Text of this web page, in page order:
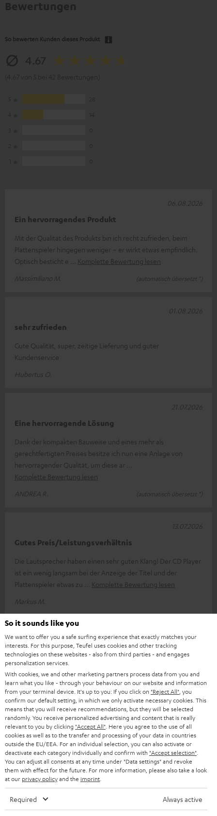
So bewerten Kunden dieses Produkt
Ein hervorragendes Produkt
Mit der Qualität des Produkts bin ich recht zufrieden, beim
Plattenspieler hingegen weniger – er wirkt etwas empfindlich.
Optisch besticht e
Komplette Bewertung lesen
Massimiliano M.
(automatisch übersetzt *)
06.08.2026
sehr zufrieden
Gute Qualität, super, zeitige Lieferung und guter
Kundenservice
Hubertus O.
01.08.2026
Eine hervorragende Lösung
Dank der kompakten Bauweise und eines mehr als
gerechtfertigten Preises besitze ich nun eine Anlage von
hervorragender Qualität, um diese ar
Komplette Bewertung lesen
ANDREA R.
(automatisch übersetzt *)
21.07.2026
Gutes Preis/Leistungsverhältnis
Die Lautsprecher haben einen sehr guten Klang! Der CD Player
ist ein wenig langsam bei der Anzeige der Titel und der
Plattenspieler etwas zu
Komplette Bewertung lesen
Markus M.
13.07.2026
Top Anlage
fehlt der automatische Stop, dass stört etwas. Die Platte läuft
endlos weiter a
Komplette Bewertung lesen
Kai C.
21.05.2026
Sehr gut Teufel Anlage
Bin äußerst zufrieden, toll und super Sound
28.04.2026
So it sounds like you
We want to offer you a safe surfing experience that exactly matches your
interests. For this purpose, Teufel uses cookies and other tracking
technologies on these websites - also from third parties - and engages
personalization services.
With cookies, we and other marketing partners process data from you and
learn what you like - through your behaviour on our website and information
from your terminal device. It's up to you: If you click on "Reject All" , you
confirm our default setting, in which we only activate necessary cookies. This
means that you will receive recommendations, but they will be selected
randomly. You receive personalized advertising and content that is really
relevant to you by clicking "Accept All" . Here you agree to the use of all
cookies as well as to the transfer and processing of your data in countries
outside the EU/EEA. For an individual selection, you can also activate or
deactivate each category individually and confirm with "Accept selection"
You can adjust all consents at any time under "Data settings" and revoke
them with effect for the future. For more information, please also take a look
at our privacy policyand the imprint
Required Always active